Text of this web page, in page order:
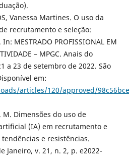
Vanessa Martines. O uso da
recrutamento e seleção:
MESTRADO PROFISSIONAL EM
– MPGC. Anais do
a 23 de setembro de 2022. São
em:
articles/120/approved/
M. Dimensões do uso de
(IA) em recrutamento e
e resistências.
Janeiro, v. 21, n. 2, p. e2022-